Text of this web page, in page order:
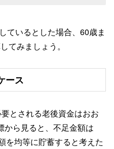
ているとした場合、60歳ま
てみましょう。
ース
とされる老後資金はおお
から見ると、不足金額は
を均等に貯蓄すると考えた